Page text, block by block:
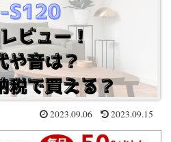
2023.09.06 2023.09.15